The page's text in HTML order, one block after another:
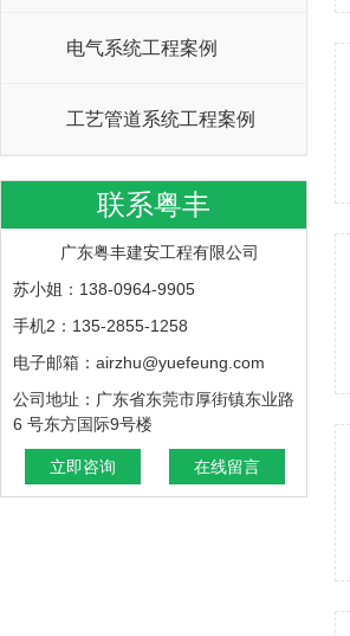
电气系统工程案例
工艺管道系统工程案例
联系粤丰
广东粤丰建安工程有限公司
苏小姐：138-0964-9905
手机2：135-2855-1258
电子邮箱：airzhu@yuefeung.com
公司地址：广东省东莞市厚街镇东业路
6 号东方国际9号楼
立即咨询 在线留言